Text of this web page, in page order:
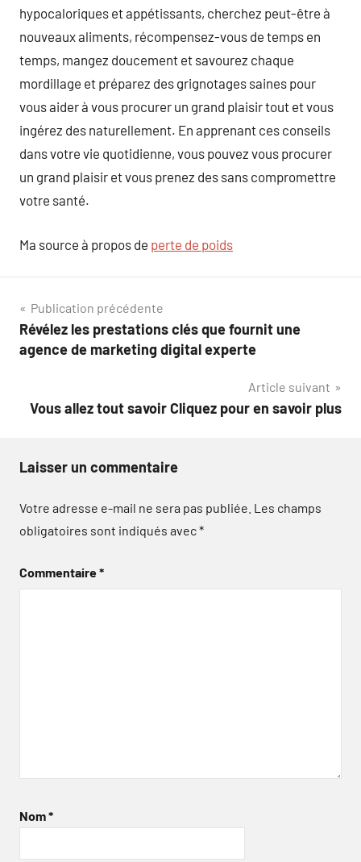
hypocaloriques et appétissants, cherchez peut-être à
nouveaux aliments, récompensez-vous de temps en
temps, mangez doucement et savourez chaque
mordillage et préparez des grignotages saines pour
vous aider à vous procurer un grand plaisir tout et vous
ingérez des naturellement. En apprenant ces conseils
dans votre vie quotidienne, vous pouvez vous procurer
un grand plaisir et vous prenez des sans compromettre
votre santé.
Ma source à propos de perte de poids
Navigation
de
Publication précédente
Révélez les prestations clés que fournit une
agence de marketing digital experte
Article suivant
Vous allez tout savoir Cliquez pour en savoir plus
Laisser un commentaire
Votre adresse e-mail ne sera pas publiée. Les champs
obligatoires sont indiqués avec*
Commentaire*
Nom*